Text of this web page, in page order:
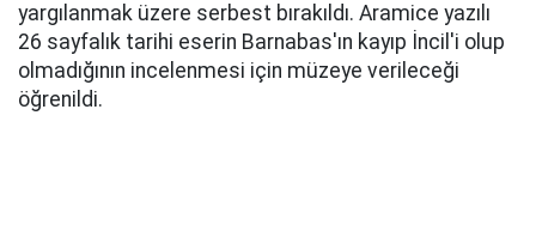
yargılanmak üzere serbest bırakıldı. Aramice yazılı
26 sayfalık tarihi eserin Barnabas'ın kayıp İncil'i olup
olmadığının incelenmesi için müzeye verileceği
öğrenildi.